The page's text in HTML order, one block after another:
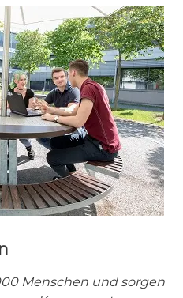
Menschen und sorgen